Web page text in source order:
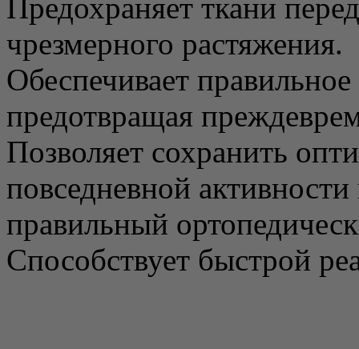
Предохраняет ткани
чрезмерного растяжения.
Обеспечивает
предотвращая
Позволяет сохранить
повседневной
правильный
Способствует быстрой